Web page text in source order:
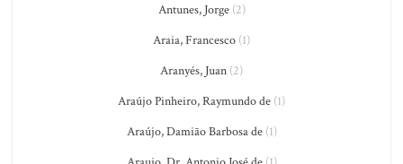
Antunes, Jorge(2)
Araia, Francesco (1)
Aranyés, Juan (2)
Araújo Pinheiro, Raymundo de (1)
Araújo, Damião Barbosa de(1)